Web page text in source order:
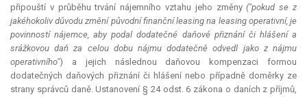
připouští v průběhu trvání nájemního vztahu jeho změny("pokud se z
jakéhokoliv důvodu změní původní finanční leasing na leasing operativní, je
povinností nájemce, aby podal dodatečné daňové přiznání či hlášení a
srážkovou daň za celou dobu nájmu dodatečně odvedl jako z nájmu
operativního") a jejich následnou daňovou kompenzaci formou
dodatečných daňových přiznání či hlášení nebo případně doměrky ze
strany správců daně. Ustanovení § 24 odst. 6 zákona o daních z příjmů,